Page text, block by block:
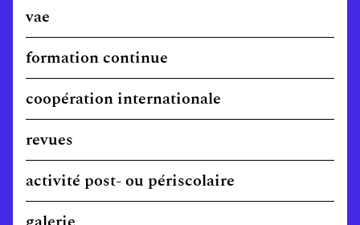
vae
formation continue
coopération internationale
revues
activité post- ou périscolaire